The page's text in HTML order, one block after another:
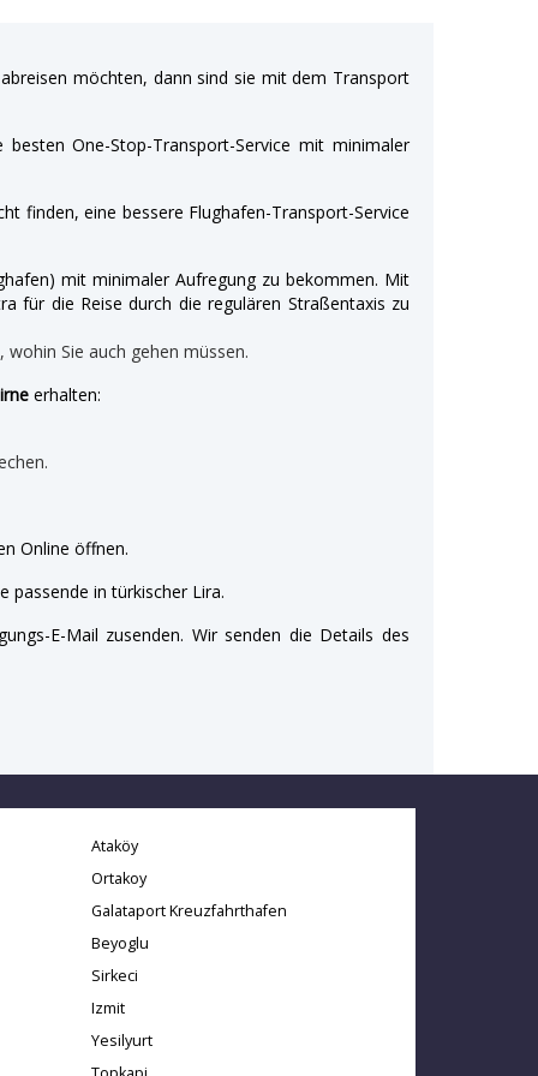
möchten, dann sind sie mit dem Transport
One-Stop-Transport-Service mit minimaler
finden, eine bessere Flughafen-Transport-Service
mit minimaler Aufregung zu bekommen. Mit
für die Reise durch die regulären Straßentaxis zu
Sie auch gehen müssen.
erhalten:
Online öffnen.
passende in türkischer Lira.
E-Mail zusenden. Wir senden die Details des
Ataköy
Ortakoy
Galataport Kreuzfahrthafen
Beyoglu
Sirkeci
Izmit
Yesilyurt